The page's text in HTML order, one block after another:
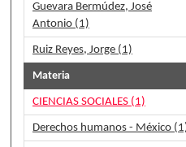
Guevara Bermúdez, José
Antonio (1)
Ruiz Reyes, Jorge (1)
Materia
CIENCIAS SOCIALES (1)
Derechos humanos - México